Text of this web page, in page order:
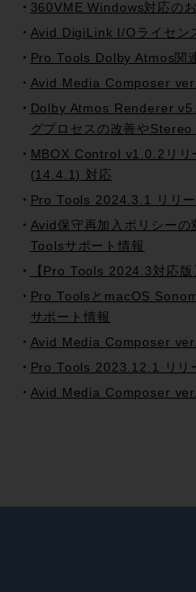
360VME Windows対応の
Avid DigiLink I/Oライセン
Pro Tools Dolby Atmos関
Avid Media Composer
Dolby Atmos Renderer
グプロセスの改善や
MBOX Control v1.0.2リ
(14.4.1) 対応
Pro Tools 2024.3.1 リリー
Avid保守再加入ポリシー
Toolsサポート情報
【Pro Tools 2024.3対応
Pro ToolsとmacOS
サポート情報
Avid Media Composer
Pro Tools 2023.12.1 リリ
Avid Media Composer